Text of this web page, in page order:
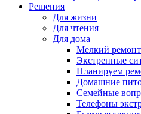
Решения
Для жизни
Для чтения
Для дома
Мелкий ремонт
Экстренные
Планируем
Домашние
Семейные
Телефоны